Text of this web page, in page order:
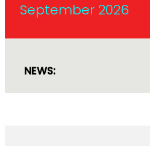
September 2026
NEWS: